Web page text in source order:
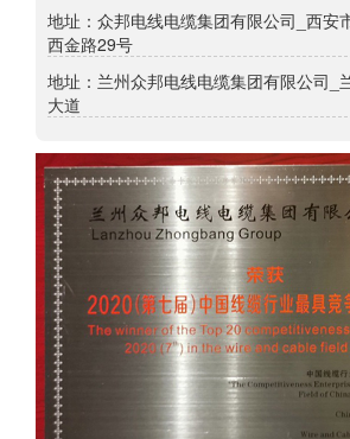
地址：众邦电线电缆集团有限公司_西安
西金路29号
地址：兰州众邦电线电缆集团有限公司_
大道